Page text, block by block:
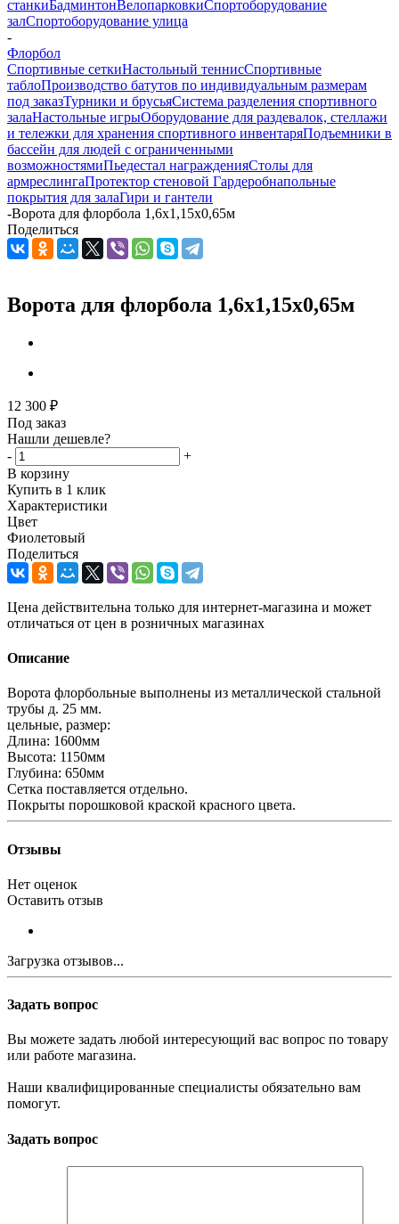
станкиБадминтонВелопарковкиСпортоборудование
залСпортоборудование улица
-
Флорбол
Спортивные сеткиНастольный теннисСпортивные
таблоПроизводство батутов по индивидуальным размерам
под заказТурники и брусьяСистема разделения спортивного
залаНастольные игрыОборудование для раздевалок, стеллажи
и тележки для хранения спортивного инвентаряПодъемники в
бассейн для людей с ограниченными
возможностямиПьедестал награжденияСтолы для
армреслингаПротектор стеновой Гардеробнапольные
покрытия для залаГири и гантели
-Ворота для флорбола 1,6х1,15х0,65м
Поделиться
Ворота для флорбола 1,6х1,15х0,65м
12 300 ₽
Под заказ
Нашли дешевле?
-
+
В корзину
Купить в 1 клик
Характеристики
Цвет
Фиолетовый
Поделиться
Цена действительна только для интернет-магазина и может
отличаться от цен в розничных магазинах
Описание
Ворота флорбольные выполнены из металлической стальной
трубы д. 25 мм.
цельные, размер:
Длина: 1600мм
Высота: 1150мм
Глубина: 650мм
Сетка поставляется отдельно.
Покрыты порошковой краской красного цвета.
Отзывы
Нет оценок
Оставить отзыв
Загрузка отзывов...
Задать вопрос
Вы можете задать любой интересующий вас вопрос по товару
или работе магазина.
Наши квалифицированные специалисты обязательно вам
помогут.
Задать вопрос